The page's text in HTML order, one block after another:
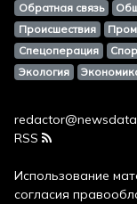
Обратная связь
Происшествия
Спецоперация
Экология
RSS
Использование
согласия